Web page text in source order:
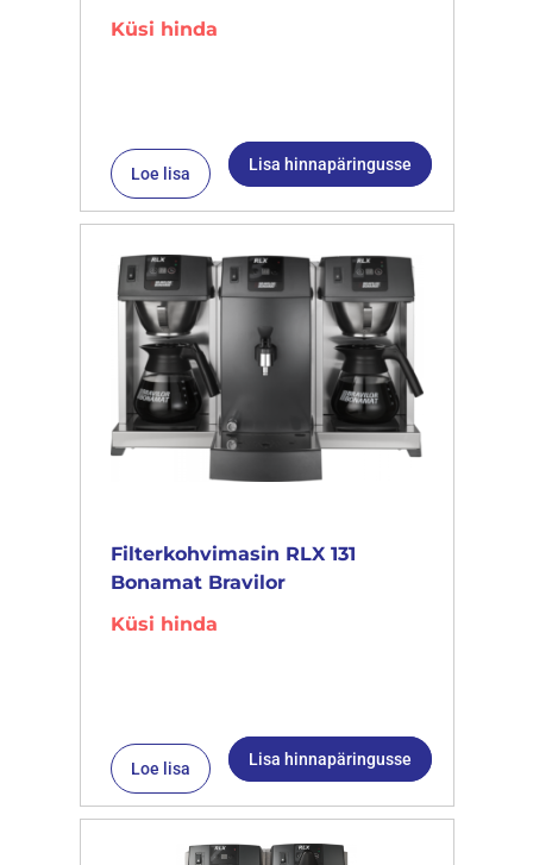
Küsi hinda
Loe lisa Lisa hinnapäringusse
Filterkohvimasin RLX 131
Bonamat Bravilor
Küsi hinda
Loe lisa Lisa hinnapäringusse